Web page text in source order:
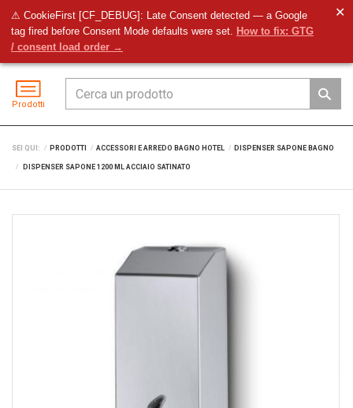
⚠ CookieFirst [CF_DEBUG]: Late Consent detected — a Google
tag fired before Consent Mode defaults were set. How to fix: GTG
/ consent load order →
✕
Prodotti
SEI QUI: PRODOTTI ACCESSORI E ARREDO BAGNO HOTEL DISPENSER SAPONE BAGNO
DISPENSER SAPONE 1200 ML ACCIAIO SATINATO